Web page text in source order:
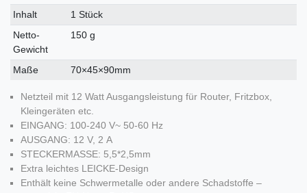
Inhalt
1 Stück
Netto-
Gewicht
150 g
Maße 70×45×90mm
Netzteil mit 12 Watt Ausgangsleistung für Router, Fritzbox,
Kleingeräten etc.
EINGANG: 100-240 V~ 50-60 Hz
AUSGANG: 12 V, 2 A
STECKERMASSE: 5,5*2,5mm
Extra leichtes LEICKE-Design
Enthält keine Schwermetalle oder andere Schadstoffe –